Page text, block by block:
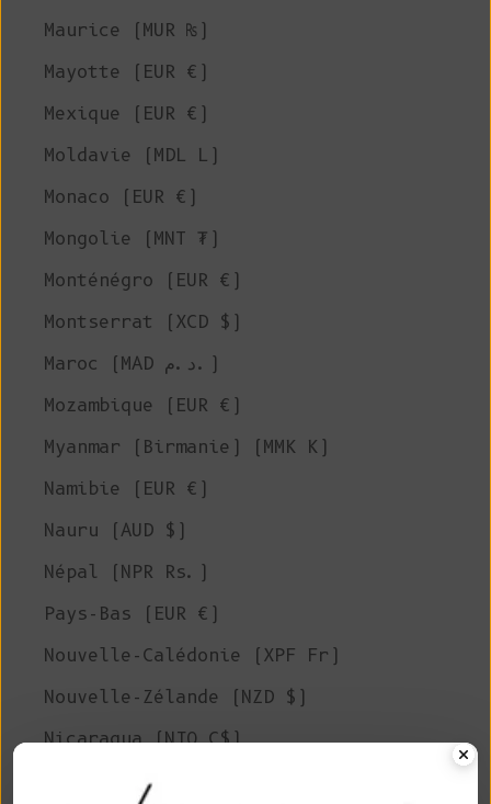
Maurice (MUR ₨)
Mayotte (EUR €)
Mexique (EUR €)
Moldavie (MDL L)
Monaco (EUR €)
Mongolie (MNT ₮)
Monténégro (EUR €)
Montserrat (XCD $)
Maroc (MAD د.م.)
Mozambique (EUR €)
Myanmar (Birmanie) (MMK K)
Namibie (EUR €)
Nauru (AUD $)
Népal (NPR Rs.)
Pays-Bas (EUR €)
Nouvelle-Calédonie (XPF Fr)
Nouvelle-Zélande (NZD $)
Nicaragua (NIO C$)
Niger (XOF Fr)